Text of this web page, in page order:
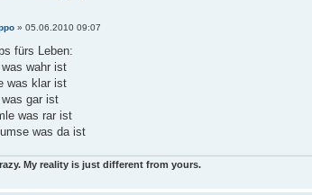
» 05.06.2010 09:07
fürs Leben:
wahr ist
was klar ist
gar ist
was rar ist
was da ist
My reality is just different from yours.